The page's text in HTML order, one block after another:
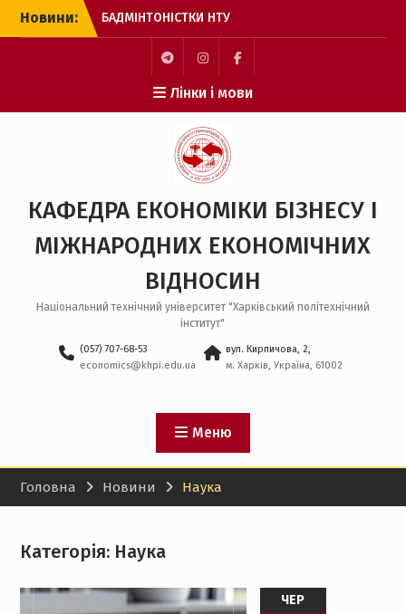
Перейти
Новини:
БАДМІНТОНІСТКИ НТУ
“ХПІ” – БРОНЗОВІ
ПРИЗЕРКИ ЧЕМПІОНАТУ
З МІЖНАРОДНИМ ДНЕМ
СТУДЕНТА!
ОНЛАЙН-ЗУСТРІЧ ДЛЯ
ВСТУПНИКІВ ДО
МАГІСТРАТУРИ
ЗАХІД ДЛЯ ЗДОБУВАЧІВ
ВИЩОЇ ОСВІТИ
БАКАЛАВРСЬКОГО РІВНЯ
НА КАФЕДРІ ЕБ І МЕВ
Пункт
меню
Пункт
меню
Пункт
меню
Лінки і мови
КАФЕДРА ЕКОНОМІКИ БІЗНЕСУ І
МІЖНАРОДНИХ ЕКОНОМІЧНИХ
ВІДНОСИН
Національний технічний університет "Харківський політехнічний
інститут"
(057) 707-68-53
economics@khpi.edu.ua
вул. Кирпичова, 2,
м. Харків, Україна, 61002
Меню
Головна Новини Наука
Категорія: Наука
ЧЕР